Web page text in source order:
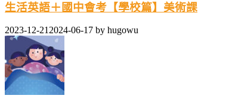
生活英語＋國中會考【學校篇】美術課
2023-12-21 2024-06-17 by hugowu